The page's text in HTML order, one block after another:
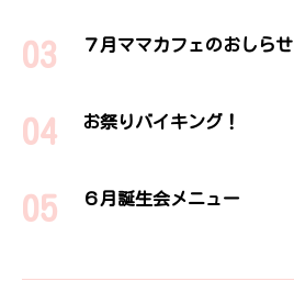
７月ママカフェのおしらせ
お祭りバイキング！
６月誕生会メニュー